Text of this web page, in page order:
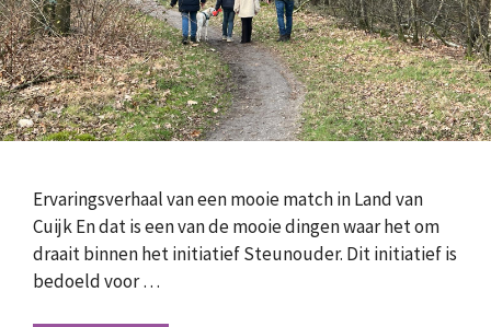
Ervaringsverhaal van een mooie match in Land van
Cuijk En dat is een van de mooie dingen waar het om
draait binnen het initiatief Steunouder. Dit initiatief is
bedoeld voor …